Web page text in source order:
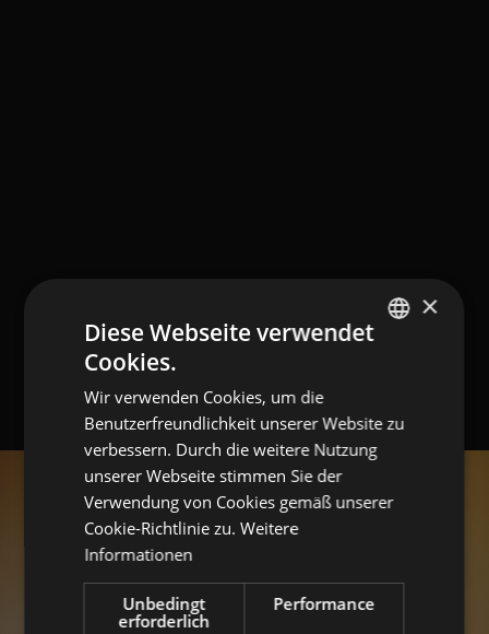
×
Diese Webseite verwendet
Cookies.
Wir verwenden Cookies, um die
Benutzerfreundlichkeit unserer Website zu
verbessern. Durch die weitere Nutzung
unserer Webseite stimmen Sie der
Verwendung von Cookies gemäß unserer
Cookie-Richtlinie zu. Weitere
Informationen
Unbedingt
erforderlich
Performance